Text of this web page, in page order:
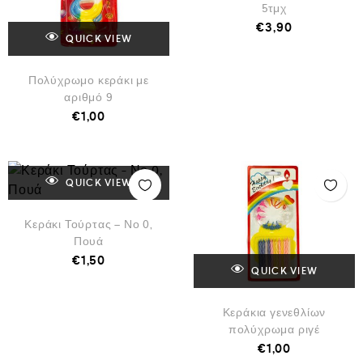
QUICK VIEW
Πολύχρωμο κεράκι με
αριθμό 9
€1,00
5τμχ
€3,90
QUICK VIEW
Κεράκι Τούρτας – Νο 0,
Πουά
€1,50
QUICK VIEW
Κεράκια γενεθλίων
πολύχρωμα ριγέ
€1,00